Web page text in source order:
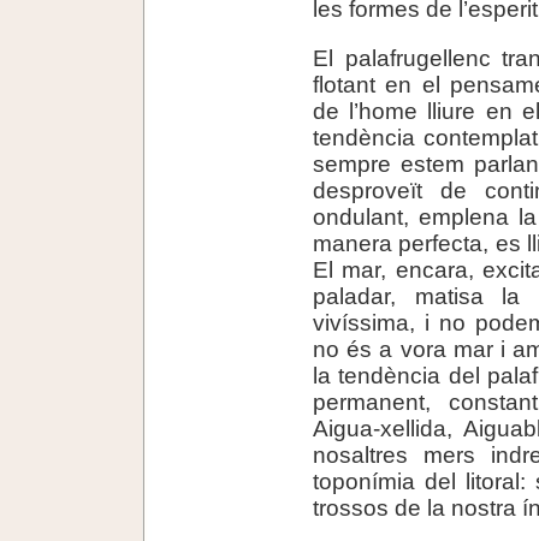
les formes de
El palafrugellenc
flotant en el
de l’home lliure en
tendència
sempre estem
desproveït de
ondulant, emplena
manera perfecta, es
El mar, encara,
paladar, matisa la
vivíssima, i no
no és a vora mar i
la tendència del
permanent,
Aigua-xellida,
nosaltres mers
toponímia del litoral:
trossos de la nostra